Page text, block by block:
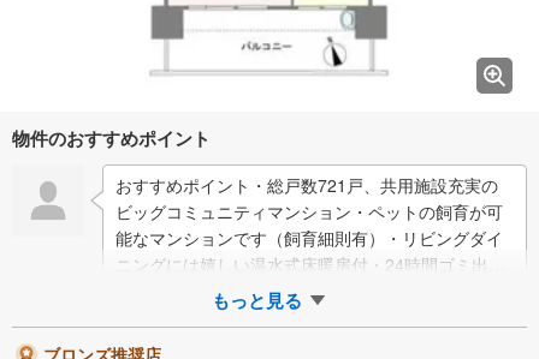
物件のおすすめポイント
おすすめポイント・総戸数721戸、共用施設充実の
ビッグコミュニティマンション・ペットの飼育が可
能なマンションです（飼育細則有）・リビングダイ
ニングには嬉しい温水式床暖房付・24時間ゴミ出し
OK、忙しい方にも嬉しいゴミ置き場有・充実…
もっと見る